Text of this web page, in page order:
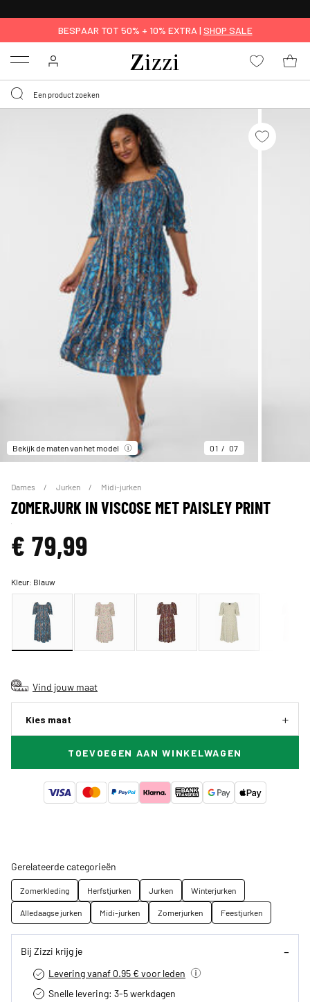
BESPAAR TOT 50% + 10% EXTRA | SHOP SALE
Menu
Bekijk de maten van het model 01 07
Dames Jurken Midi-jurken
ZOMERJURK IN VISCOSE MET PAISLEY PRINT
€ 79,99
Kleur: Blauw
Vind jouw maat
Kies maat
TOEVOEGEN AAN WINKELWAGEN
Gerelateerde categorieën
Zomerkleding Herfstjurken Jurken
Winterjurken
Alledaagse jurken
Midi-jurken Zomerjurken Feestjurken
Bij Zizzi krijg je
Levering vanaf 0.95 € voor leden
Snelle levering: 3-5 werkdagen